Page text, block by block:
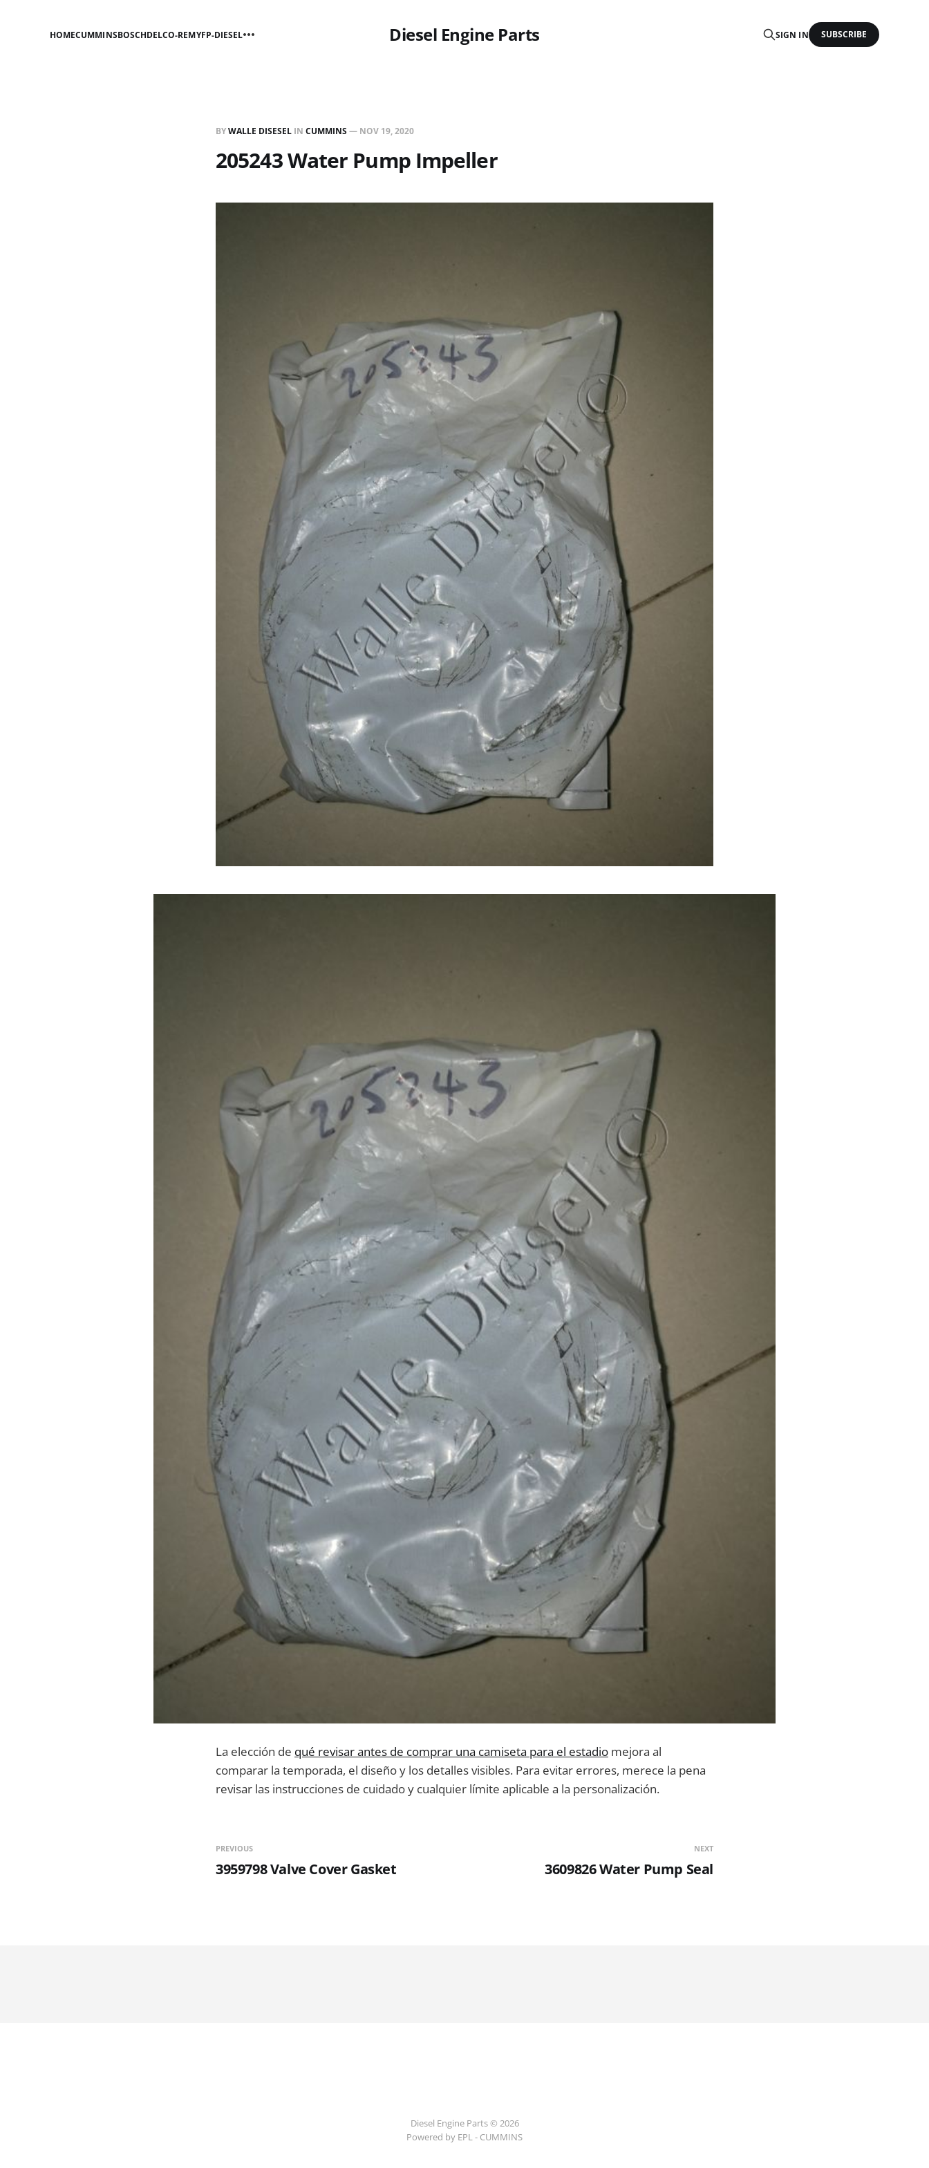
Diesel Engine Parts
HOMECUMMINSBOSCHDELCO-REMYFP-DIESEL SIGN IN SUBSCRIBE
BYWALLE DISESEL IN CUMMINS— NOV 19, 2020
205243 Water Pump Impeller
La elección de qué revisar antes de comprar una camiseta para el estadio mejora al
comparar la temporada, el diseño y los detalles visibles. Para evitar errores, merece la pena
revisar las instrucciones de cuidado y cualquier límite aplicable a la personalización.
PREVIOUS
3959798 Valve Cover Gasket
NEXT
3609826 Water Pump Seal
Diesel Engine Parts © 2026
Powered by EPL - CUMMINS